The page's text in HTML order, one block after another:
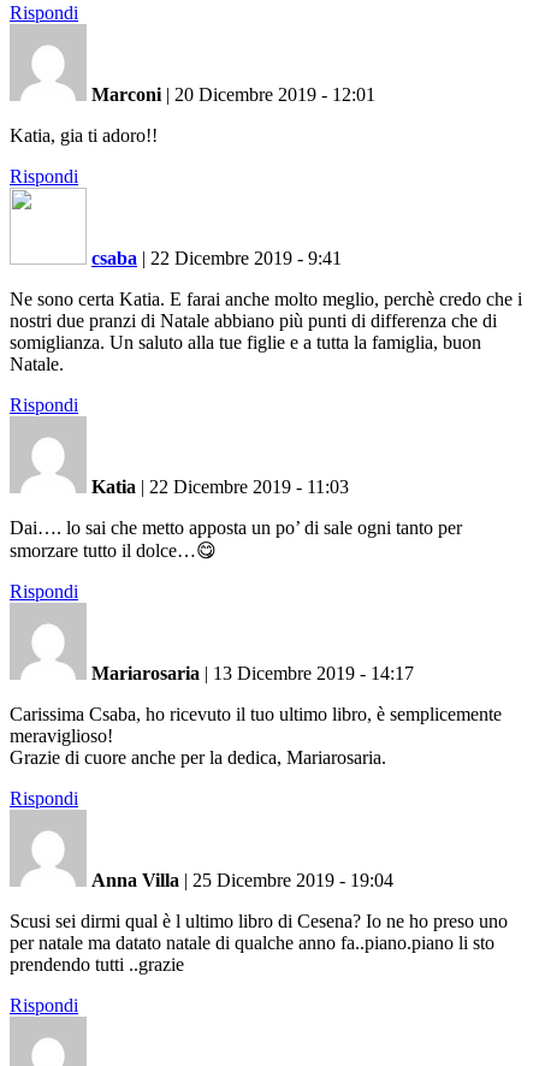
Rispondi
Marconi | 20 Dicembre 2019 - 12:01
Katia, gia ti adoro!!
Rispondi
csaba | 22 Dicembre 2019 - 9:41
Ne sono certa Katia. E farai anche molto meglio, perchè credo che i
nostri due pranzi di Natale abbiano più punti di differenza che di
somiglianza. Un saluto alla tue figlie e a tutta la famiglia, buon
Natale.
Rispondi
Katia | 22 Dicembre 2019 - 11:03
Dai…. lo sai che metto apposta un po’ di sale ogni tanto per
smorzare tutto il dolce…😋
Rispondi
Mariarosaria | 13 Dicembre 2019 - 14:17
Carissima Csaba, ho ricevuto il tuo ultimo libro, è semplicemente
meraviglioso!
Grazie di cuore anche per la dedica, Mariarosaria.
Rispondi
Anna Villa | 25 Dicembre 2019 - 19:04
Scusi sei dirmi qual è l ultimo libro di Cesena? Io ne ho preso uno
per natale ma datato natale di qualche anno fa..piano.piano li sto
prendendo tutti ..grazie
Rispondi